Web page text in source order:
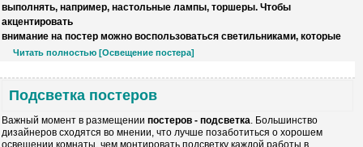
выполнять, например, настольные лампы, торшеры. Чтобы
акцентировать
внимание на постер можно воспользоваться светильниками, которые
Читать полностью [Освещение постера]
Подсветка постеров
Важный момент в размещении постеров - подсветка. Большинство
дизайнеров сходятся во мнении, что лучше позаботиться о хорошем
освещении комнаты, чем монтировать подсветку каждой работы в